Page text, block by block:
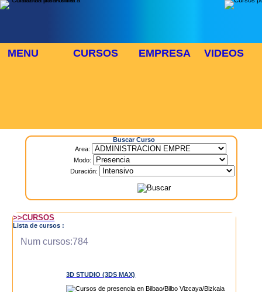
MENU CURSOS EMPRESA VIDEOS
Buscar Curso
Area:
Modo:
Duración:
>>CURSOS
Lista de cursos :
Num cursos:784
3D STUDIO (3DS MAX)